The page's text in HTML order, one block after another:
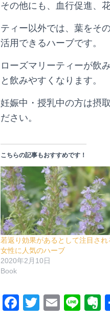
その他にも、血行促進、
ティー以外では、葉をそ
活用できるハーブです。
ローズマリーティーが飲
と飲みやすくなります。
妊娠中・授乳中の方は摂
ださい。
こちらの記事もおすすめです！
若返り効果があるとして注目され
女性に人気のハーブ
2020年2月10日
Book
F
T
E
Li